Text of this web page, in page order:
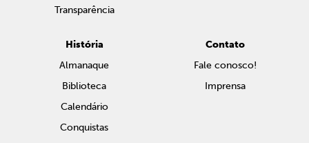
Transparência
História
Almanaque
Biblioteca
Calendário
Conquistas
Contato
Fale conosco!
Imprensa